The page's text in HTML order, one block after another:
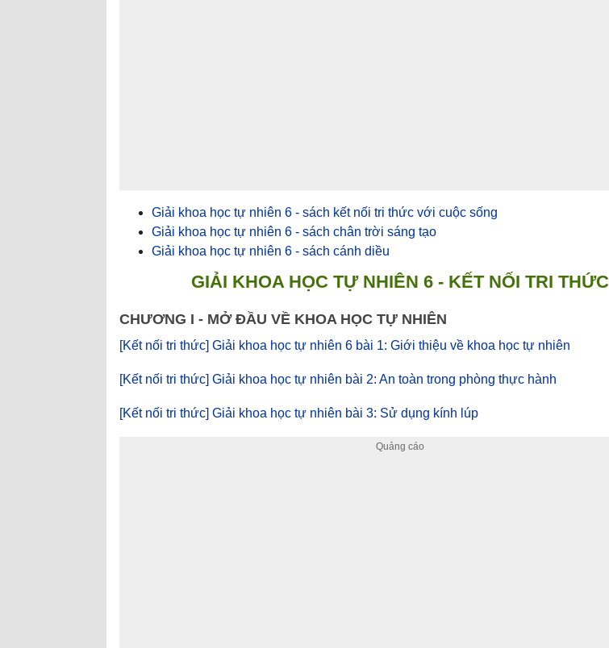
Giải khoa học tự nhiên 6 - sách kết nối tri thức với cuộc sống
Giải khoa học tự nhiên 6 - sách chân trời sáng tạo
Giải khoa học tự nhiên 6 - sách cánh diều
GIẢI KHOA HỌC TỰ NHIÊN 6 - KẾT NỐI TRI THỨC
CHƯƠNG I - MỞ ĐẦU VỀ KHOA HỌC TỰ NHIÊN
[Kết nối tri thức] Giải khoa học tự nhiên 6 bài 1: Giới thiệu về khoa học tự nhiên
[Kết nối tri thức] Giải khoa học tự nhiên bài 2: An toàn trong phòng thực hành
[Kết nối tri thức] Giải khoa học tự nhiên bài 3: Sử dụng kính lúp